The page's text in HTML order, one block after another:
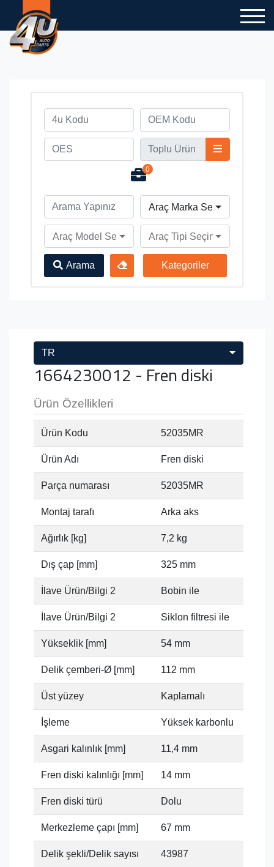
0
Araç Marka Seçiniz
Araç Model Seçiniz Araç Tipi Seçiniz
Arama Kategoriler
TR
1664230012 - Fren diski
Ürün Özellikleri
Ürün Kodu 52035MR
Ürün Adı Fren diski
Parça numarası 52035MR
Montaj tarafı Arka aks
Ağırlık [kg] 7,2 kg
Dış çap [mm] 325 mm
İlave Ürün/Bilgi 2 Bobin ile
İlave Ürün/Bilgi 2 Siklon filtresi ile
Yükseklik [mm] 54 mm
Delik çemberi-Ø [mm] 112 mm
Üst yüzey Kaplamalı
İşleme Yüksek karbonlu
Asgari kalınlık [mm] 11,4 mm
Fren diski kalınlığı [mm] 14 mm
Fren diski türü Dolu
Merkezleme çapı [mm] 67 mm
Delik şekli/Delik sayısı 43987